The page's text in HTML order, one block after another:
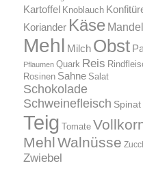
Kartoffel Knoblauch
Koriander Käse Mandel
Mehl Milch Obst
Pflaumen Quark Reis
Rosinen Sahne Salat
Schokolade
Schweinefleisch Spinat
Teig Tomate
MehlWalnüsse
Zwiebel